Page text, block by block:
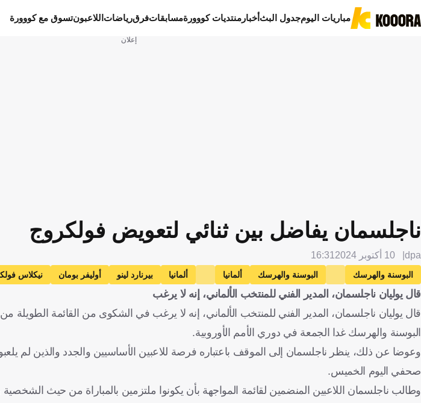
مباريات اليومجدول البثأخبار منتديات كووورةمسابقاتفرقرياضات اللاعبونتسوق مع كووورة
إعلان
ناجلسمان يفاضل بين ثنائي لتعويض فولكروج
dpa 10 أكتوبر 2024 16:31
البوسنة والهرسك البوسنة والهرسك ألمانيا ألمانيا بيرنارد لينو أوليفر بومان نيكلاس
جوليان ناجلسمان
كاي هافرتيس جوناثان بوركاردت جمال موسيالا
قال يوليان ناجلسمان، المدير الفني للمنتخب الألماني، إنه لا يرغب
قال يوليان ناجلسمان، المدير الفني للمنتخب الألماني، إنه لا يرغب في الشكوى من القائمة
البوسنة والهرسك غدا الجمعة في دوري الأمم الأوروبية.
وعوضا عن ذلك، ينظر ناجلسمان إلى الموقف باعتباره فرصة للاعبين الأساسيين والجدد والذين لم
صحفي اليوم الخميس.
وطالب ناجلسمان اللاعبين المنضمين لقائمة المواجهة بأن يكونوا ملتزمين بالمباراة من حيث